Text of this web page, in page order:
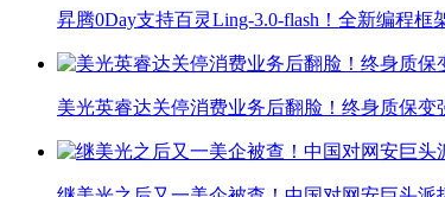
昇腾0Day支持百灵Ling-3.0-flash！全新编程框
美光英睿达关停消费业务后翻脸！终身质保变